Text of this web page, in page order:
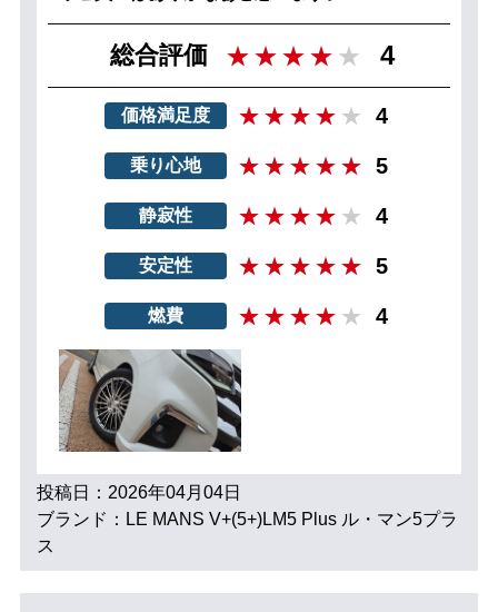
総合評価 4
価格満足度 4
乗り心地 5
静寂性 4
安定性 5
燃費 4
投稿日：2026年04月04日
ブランド：LE MANS V+(5+)LM5 Plus ル・マン5プラ
ス